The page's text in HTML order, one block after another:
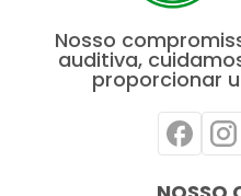
Nosso
auditiva,
proporcionar